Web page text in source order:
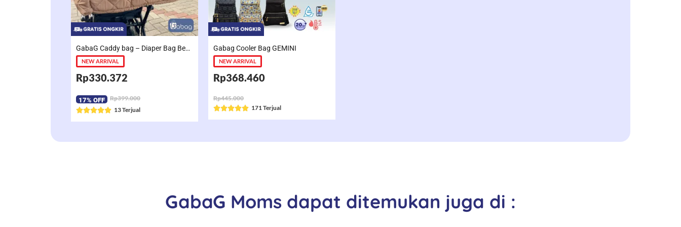
o
5
o
f
5
GabaG Caddy bag – Diaper Bag Besar | multifungsi | Sekat Rapih dan luas
NEW ARRIVAL
Rp330.372
17% OFF Rp399.000
R
a
13 Terjual
Gabag Cooler Bag GEMINI
NEW ARRIVAL
Rp368.460
Rp445.000
R
a
u
171 Terjual
GabaG Moms dapat ditemukan juga di :